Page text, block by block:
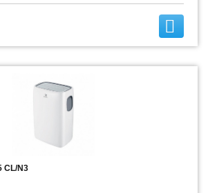
CL/N3